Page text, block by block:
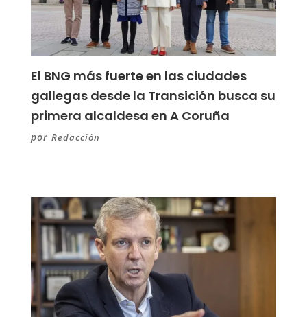
El BNG más fuerte en las ciudades
gallegas desde la Transición busca su
primera alcaldesa en A Coruña
por Redacción